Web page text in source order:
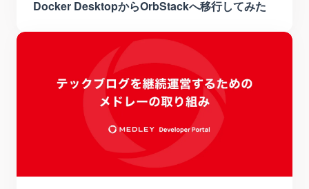
Docker DesktopからOrbStackへ移行してみた